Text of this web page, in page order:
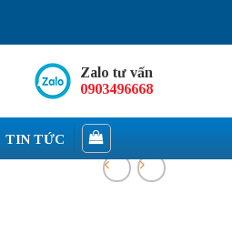
Zalo tư vấn
0903496668
TIN TỨC